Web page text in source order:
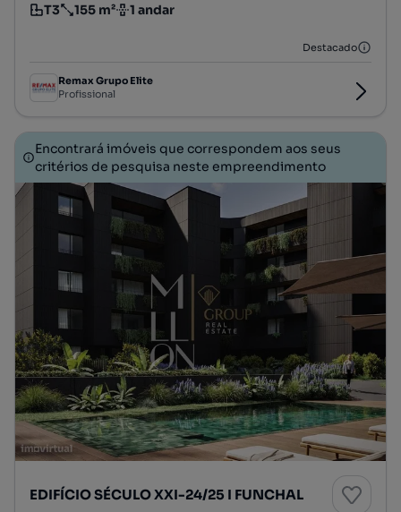
Tipologia
T3
Preço por metro quadrado
155 m²
Andar 1 andar
Destacado
Remax Grupo Elite
Profissional
Encontrará imóveis que correspondem aos seus
critérios de pesquisa neste empreendimento
EDIFÍCIO SÉCULO XXI-24/25 I FUNCHAL